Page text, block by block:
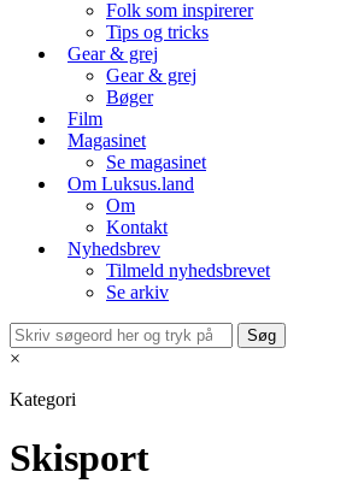
Folk som inspirerer
Tips og tricks
Gear & grej
Gear & grej
Bøger
Film
Magasinet
Se magasinet
Om Luksus.land
Om
Kontakt
Nyhedsbrev
Tilmeld nyhedsbrevet
Se arkiv
×
Kategori
Skisport